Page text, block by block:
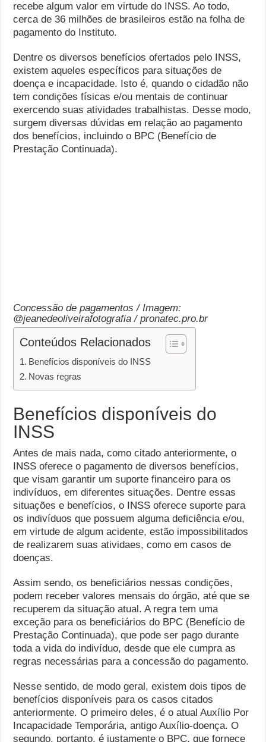
recebe algum valor em virtude do INSS. Ao todo,
cerca de 36 milhões de brasileiros estão na folha de
pagamento do Instituto.
Dentre os diversos benefícios ofertados pelo INSS,
existem aqueles específicos para situações de
doença e incapacidade. Isto é, quando o cidadão não
tem condições físicas e/ou mentais de continuar
exercendo suas atividades trabalhistas. Desse modo,
surgem diversas dúvidas em relação ao pagamento
dos benefícios, incluindo o BPC (Benefício de
Prestação Continuada).
Concessão de pagamentos / Imagem:
@jeanedeoliveirafotografia / pronatec.pro.br
Conteúdos Relacionados
Benefícios disponíveis do INSS
Novas regras
Benefícios disponíveis do
INSS
Antes de mais nada, como citado anteriormente, o
INSS oferece o pagamento de diversos benefícios,
que visam garantir um suporte financeiro para os
indivíduos, em diferentes situações. Dentre essas
situações e benefícios, o INSS oferece suporte para
os indivíduos que possuem alguma deficiência e/ou,
em virtude de algum acidente, estão impossibilitados
de realizarem suas atividaes, como em casos de
doenças.
Assim sendo, os beneficiários nessas condições,
podem receber valores mensais do órgão, até que se
recuperem da situação atual. A regra tem uma
exceção para os beneficiários do BPC (Benefício de
Prestação Continuada), que pode ser pago durante
toda a vida do indivíduo, desde que ele cumpra as
regras necessárias para a concessão do pagamento.
Nesse sentido, de modo geral, existem dois tipos de
benefícios disponíveis para os casos citados
anteriormente. O primeiro deles, é o atual Auxílio Por
Incapacidade Temporária, antigo Auxílio-doença. O
segundo, portanto, é justamente o BPC, que fornece